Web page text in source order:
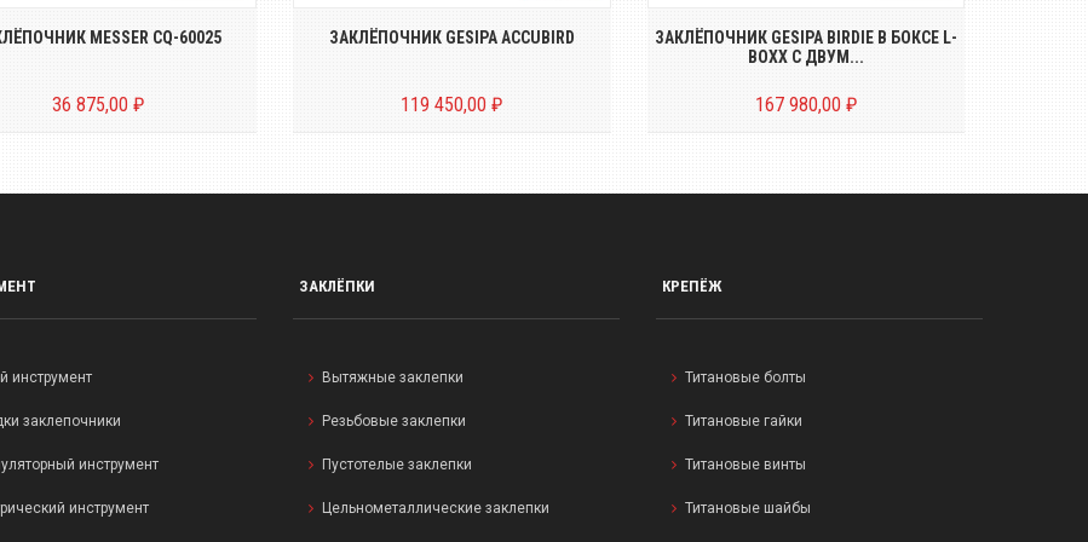
MESSER CQ-60025
36 875,00 ₽
ЗАКЛЁПОЧНИК GESIPA ACCUBIRD
119 450,00 ₽
ЗАКЛЁПОЧНИК GESIPA BIRDIE В БОКСЕ L-
BOXX С ДВУМ...
167 980,00 ₽
инструмент
заклепочники
инструмент
инструмент
ЗАКЛЁПКИ
Вытяжные заклепки
Резьбовые заклепки
Пустотелые заклепки
Цельнометаллические заклепки
КРЕПЁЖ
Титановые болты
Титановые гайки
Титановые винты
Титановые шайбы